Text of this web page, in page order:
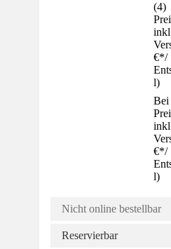
(4)
€*/
l)
Bei
€*/
l)
Nicht online bestellbar
Reservierbar